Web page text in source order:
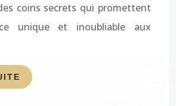
coins secrets qui promettent
unique et inoubliable aux